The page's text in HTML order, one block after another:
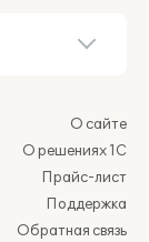
О сайте
О решениях 1С
Прайс-лист
Поддержка
Обратная связь